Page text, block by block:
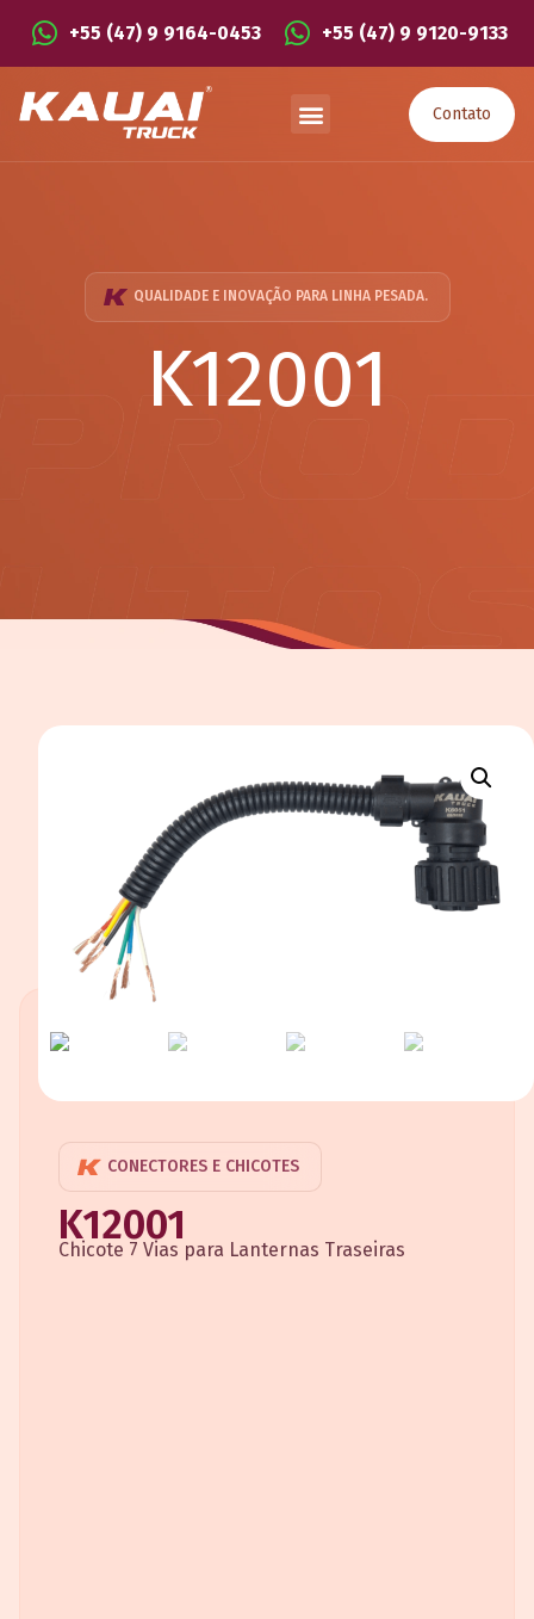
+55 (47) 9 9164-0453 +55 (47) 9 9120-9133
Contato
QUALIDADE E INOVAÇÃO PARA LINHA PESADA.
K12001
CONECTORES E CHICOTES
K12001
Chicote 7 Vias para Lanternas Traseiras